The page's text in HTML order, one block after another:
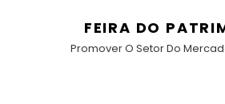
FEIRA DO
Promover O Setor Do